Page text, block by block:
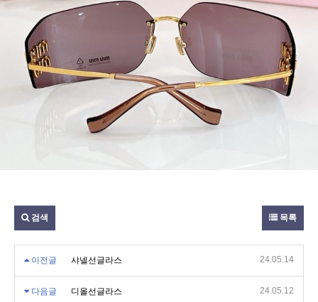
검색 목록
이전글 샤넬선글라스 24.05.14
다음글 디올선글라스 24.05.12